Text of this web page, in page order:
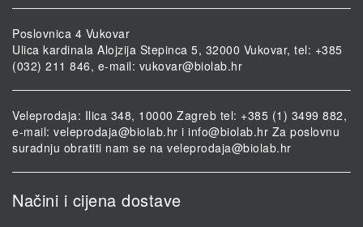
Poslovnica 4 Vukovar
Ulica kardinala Alojzija Stepinca 5, 32000 Vukovar, tel: +385
(032) 211 846, e-mail: vukovar@biolab.hr
Veleprodaja: Ilica 348, 10000 Zagreb tel: +385 (1) 3499 882,
e-mail: veleprodaja@biolab.hr i info@biolab.hr Za poslovnu
suradnju obratiti nam se na veleprodaja@biolab.hr
Načini i cijena dostave